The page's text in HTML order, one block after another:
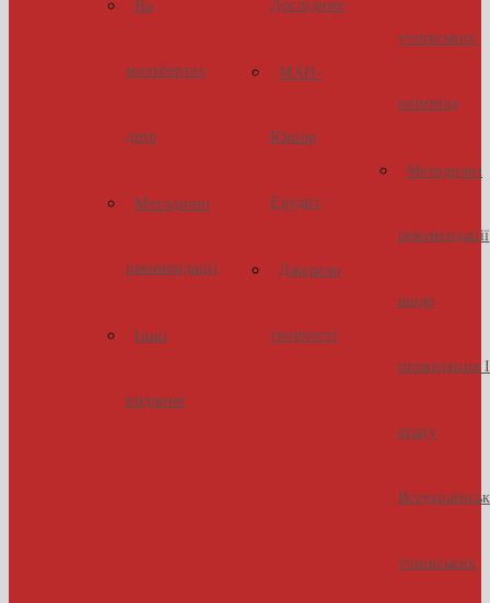
На
мольбертах
днів
Методичні
рекомендації
Інші
видання
Дослідник
МАН-
Юніор
Ерудит
Джерело
творчості
учнівських
олімпіад
Методичні
рекомендації
щодо
проведення
етапу
учнівських